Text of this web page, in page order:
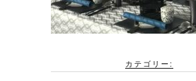
カテゴリー: